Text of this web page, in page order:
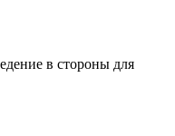
в стороны для